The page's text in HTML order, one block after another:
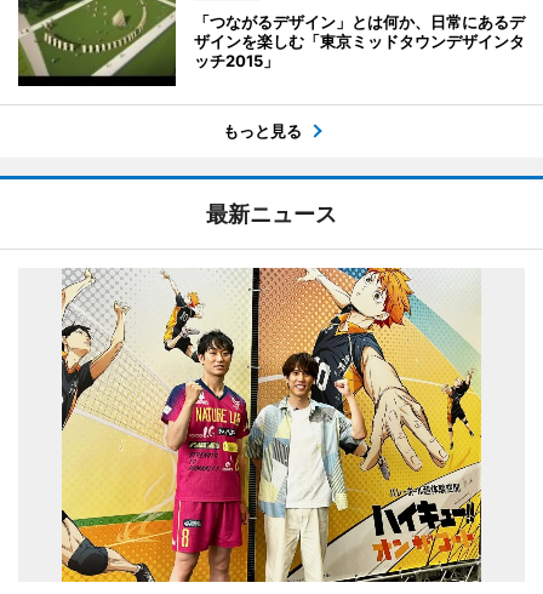
「つながるデザイン」とは何か、日常にあるデ
ザインを楽しむ「東京ミッドタウンデザインタ
ッチ2015」
もっと見る
最新ニュース